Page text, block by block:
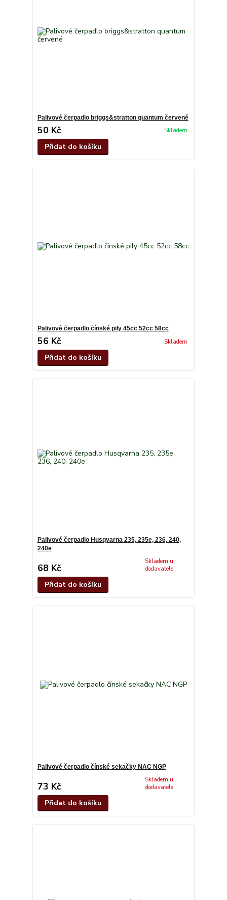
Palivové čerpadlo briggs&stratton quantum červené
50 Kč Skladem
Přidat do košíku
Palivové čerpadlo čínské pily 45cc 52cc 58cc
56 Kč Skladem
Přidat do košíku
Palivové čerpadlo Husqvarna 235, 235e, 236, 240,
240e
68 Kč
Skladem u
dodavatele
Přidat do košíku
Palivové čerpadlo čínské sekačky NAC NGP
73 Kč
Skladem u
dodavatele
Přidat do košíku